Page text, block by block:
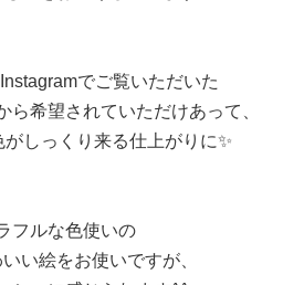
でご覧いただいた
ら希望されていただけあって、
しっくり来る仕上がりに✨
フルな色使いの
い絵をお使いですが、